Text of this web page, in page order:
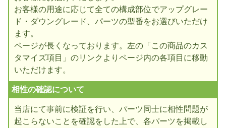
お客様の用途に応じて全ての構成部位でアップグレー
ド・ダウングレード、パーツの型番をお選びいただけ
ます。
ページが長くなっております。左の「この商品のカス
タマイズ項目」のリンクよりページ内の各項目に移動
いただけます。
相性の確認について
当店にて事前に検証を行い、パーツ同士に相性問題が
起こらないことを確認をした上で、各パーツを掲載し